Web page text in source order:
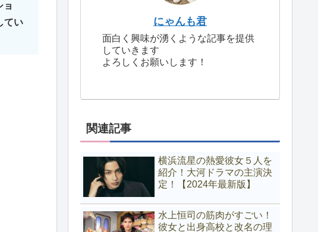
ョ
てい
にゃんも君
面白く興味が湧くような記事を提供
していきます
よろしくお願いします！
関連記事
横浜流星の熱愛彼女５人を
紹介！大河ドラマの主演決
定！【2024年最新版】
水上恒司の筋肉がすごい！
彼女と出身高校と改名の理